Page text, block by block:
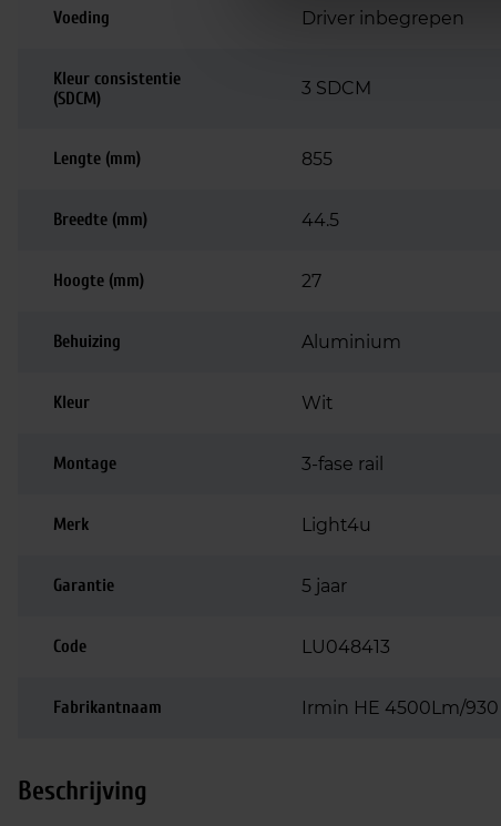
Voeding Driver inbegrepen
Kleur consistentie
(SDCM)
3 SDCM
Lengte (mm) 855
Breedte (mm) 44.5
Hoogte (mm) 27
Behuizing Aluminium
Kleur Wit
Montage 3-fase rail
Merk Light4u
Garantie 5 jaar
Code LU048413
Fabrikantnaam Irmin HE 4500Lm/
Beschrijving